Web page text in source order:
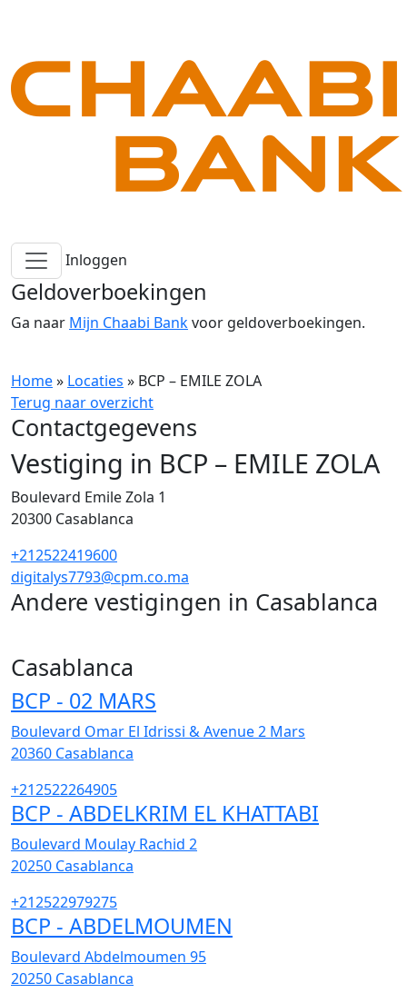
Inloggen
Geldoverboekingen
Ga naar Mijn Chaabi Bankvoor geldoverboekingen.
Home» Locaties » BCP – EMILE ZOLA
Terug naar overzicht
Contactgegevens
Vestiging in BCP – EMILE ZOLA
Boulevard Emile Zola 1
20300 Casablanca
+212522419600
digitalys7793@cpm.co.ma
Andere vestigingen in Casablanca
Casablanca
BCP - 02 MARS
Boulevard Omar El Idrissi & Avenue 2 Mars
20360 Casablanca
+212522264905
BCP - ABDELKRIM EL KHATTABI
Boulevard Moulay Rachid 2
20250 Casablanca
+212522979275
BCP - ABDELMOUMEN
Boulevard Abdelmoumen 95
20250 Casablanca